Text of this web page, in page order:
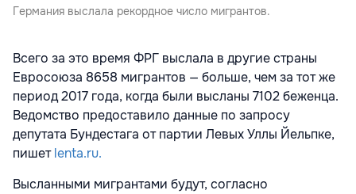
Германия выслала рекордное число мигрантов.
Всего за это время ФРГ выслала в другие страны
Евросоюза 8658 мигрантов — больше, чем за тот же
период 2017 года, когда были высланы 7102 беженца.
Ведомство предоставило данные по запросу
депутата Бундестага от партии Левых Уллы Йельпке,
пишетlenta.ru.
Высланными мигрантами будут, согласно